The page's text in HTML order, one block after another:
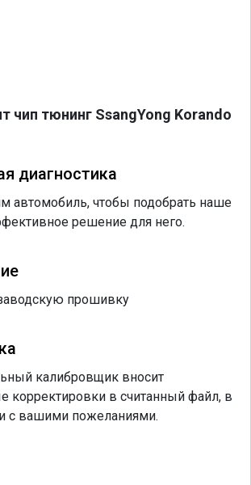
чип тюнинг SsangYong Korando
диагностика
автомобиль, чтобы подобрать наше
решение для него.
прошивку
калибровщик вносит
корректировки в считанный файл, в
с вашими пожеланиями.